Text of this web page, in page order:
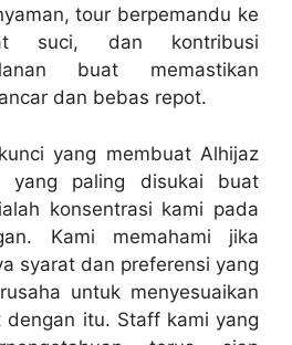
tour berpemandu ke
suci, dan kontribusi
buat memastikan
dan bebas repot.
yang membuat Alhijaz
yang paling disukai buat
konsentrasi kami pada
Kami memahami jika
syarat dan preferensi yang
untuk menyesuaikan
dengan itu. Staff kami yang